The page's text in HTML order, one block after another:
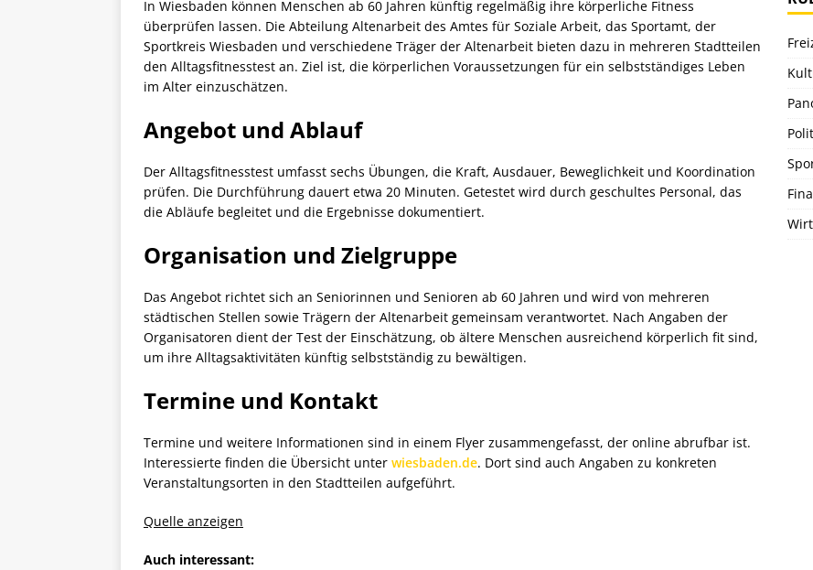
In Wiesbaden können Menschen ab 60 Jahren künftig regelmäßig ihre körperliche Fitness
überprüfen lassen. Die Abteilung Altenarbeit des Amtes für Soziale Arbeit, das Sportamt, der
Sportkreis Wiesbaden und verschiedene Träger der Altenarbeit bieten dazu in mehreren Stadtteilen
den Alltagsfitnesstest an. Ziel ist, die körperlichen Voraussetzungen für ein selbstständiges Leben
im Alter einzuschätzen.
Angebot und Ablauf
Der Alltagsfitnesstest umfasst sechs Übungen, die Kraft, Ausdauer, Beweglichkeit und Koordination
prüfen. Die Durchführung dauert etwa 20 Minuten. Getestet wird durch geschultes Personal, das
die Abläufe begleitet und die Ergebnisse dokumentiert.
Organisation und Zielgruppe
Das Angebot richtet sich an Seniorinnen und Senioren ab 60 Jahren und wird von mehreren
städtischen Stellen sowie Trägern der Altenarbeit gemeinsam verantwortet. Nach Angaben der
Organisatoren dient der Test der Einschätzung, ob ältere Menschen ausreichend körperlich fit sind,
um ihre Alltagsaktivitäten künftig selbstständig zu bewältigen.
Termine und Kontakt
Termine und weitere Informationen sind in einem Flyer zusammengefasst, der online abrufbar ist.
Interessierte finden die Übersicht unter wiesbaden.de. Dort sind auch Angaben zu konkreten
Veranstaltungsorten in den Stadtteilen aufgeführt.
Quelle anzeigen
Auch interessant: